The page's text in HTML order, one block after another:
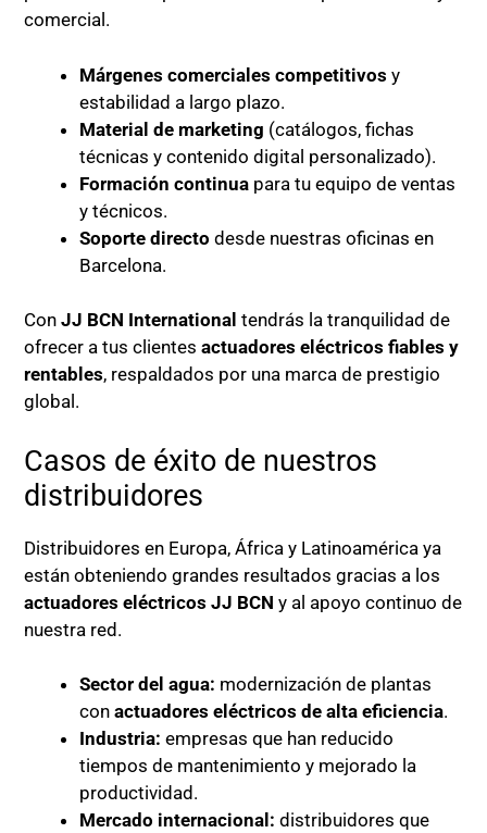
comercial.
Márgenes comerciales competitivos y
estabilidad a largo plazo.
Material de marketing (catálogos, fichas
técnicas y contenido digital personalizado).
Formación continua para tu equipo de ventas
y técnicos.
Soporte directo desde nuestras oficinas en
Barcelona.
ConJJ BCN International tendrás la tranquilidad de
ofrecer a tus clientesactuadores eléctricos fiables y
rentables, respaldados por una marca de prestigio
global.
Casos de éxito de nuestros
distribuidores
Distribuidores en Europa, África y Latinoamérica ya
están obteniendo grandes resultados gracias a los
actuadores eléctricos JJ BCN y al apoyo continuo de
nuestra red.
Sector del agua: modernización de plantas
conactuadores eléctricos de alta eficiencia.
Industria: empresas que han reducido
tiempos de mantenimiento y mejorado la
productividad.
Mercado internacional: distribuidores que